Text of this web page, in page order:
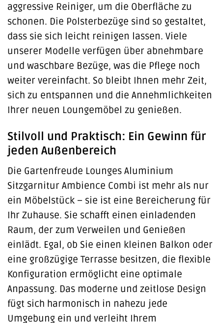
aggressive Reiniger, um die Oberfläche zu
schonen. Die Polsterbezüge sind so gestaltet,
dass sie sich leicht reinigen lassen. Viele
unserer Modelle verfügen über abnehmbare
und waschbare Bezüge, was die Pflege noch
weiter vereinfacht. So bleibt Ihnen mehr Zeit,
sich zu entspannen und die Annehmlichkeiten
Ihrer neuen Loungemöbel zu genießen.
Stilvoll und Praktisch: Ein Gewinn für
jeden Außenbereich
Die Gartenfreude Lounges Aluminium
Sitzgarnitur Ambience Combi ist mehr als nur
ein Möbelstück – sie ist eine Bereicherung für
Ihr Zuhause. Sie schafft einen einladenden
Raum, der zum Verweilen und Genießen
einlädt. Egal, ob Sie einen kleinen Balkon oder
eine großzügige Terrasse besitzen, die flexible
Konfiguration ermöglicht eine optimale
Anpassung. Das moderne und zeitlose Design
fügt sich harmonisch in nahezu jede
Umgebung ein und verleiht Ihrem